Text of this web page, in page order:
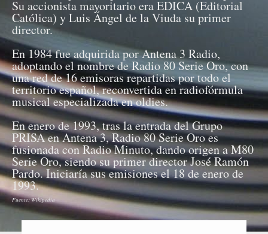
Su accionista mayoritario era EDICA (Editorial
Católica) y Luis Ángel de la Viuda su primer
director.
En 1984 fue adquirida por Antena 3 Radio,
adoptando el nombre de Radio 80 Serie Oro, con
una red de 16 emisoras repartidas por todo el
territorio español, reconvertida en radiofórmula
musical especializada en oldies.
En enero de 1993, tras la entrada del Grupo
PRISA en Antena 3, Radio 80 Serie Oro es
fusionada con Radio Minuto, dando origen a M80
Serie Oro, siendo su primer director José Ramón
Pardo. Iniciaría sus emisiones el 18 de enero de
1993.
Fuente: Wikipedia